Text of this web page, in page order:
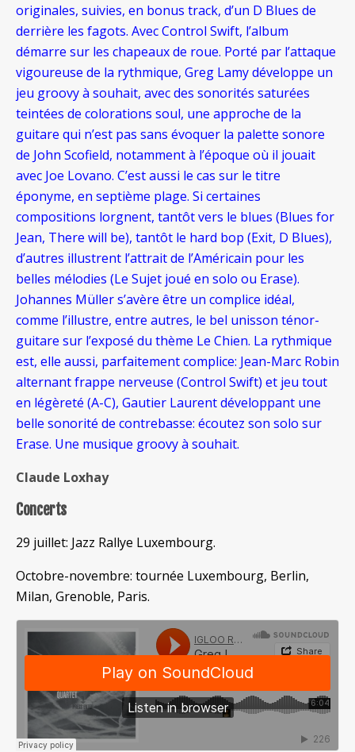
originales, suivies, en bonus track, d’un D Blues de
derrière les fagots. Avec Control Swift, l’album
démarre sur les chapeaux de roue. Porté par l’attaque
vigoureuse de la rythmique, Greg Lamy développe un
jeu groovy à souhait, avec des sonorités saturées
teintées de colorations soul, une approche de la
guitare qui n’est pas sans évoquer la palette sonore
de John Scofield, notamment à l’époque où il jouait
avec Joe Lovano. C’est aussi le cas sur le titre
éponyme, en septième plage. Si certaines
compositions lorgnent, tantôt vers le blues (Blues for
Jean, There will be), tantôt le hard bop (Exit, D Blues),
d’autres illustrent l’attrait de l’Américain pour les
belles mélodies (Le Sujet joué en solo ou Erase).
Johannes Müller s’avère être un complice idéal,
comme l’illustre, entre autres, le bel unisson ténor-
guitare sur l’exposé du thème Le Chien. La rythmique
est, elle aussi, parfaitement complice: Jean-Marc Robin
alternant frappe nerveuse (Control Swift) et jeu tout
en légèreté (A-C), Gautier Laurent développant une
belle sonorité de contrebasse: écoutez son solo sur
Erase. Une musique groovy à souhait.
Claude Loxhay
Concerts
29 juillet: Jazz Rallye Luxembourg.
Octobre-novembre: tournée Luxembourg, Berlin,
Milan, Grenoble, Paris.